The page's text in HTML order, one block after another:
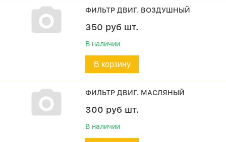
ФИЛЬТР ДВИГ. ВОЗДУШНЫЙ
350 руб шт.
В наличии
В корзину
ФИЛЬТР ДВИГ. МАСЛЯНЫЙ
300 руб шт.
В наличии